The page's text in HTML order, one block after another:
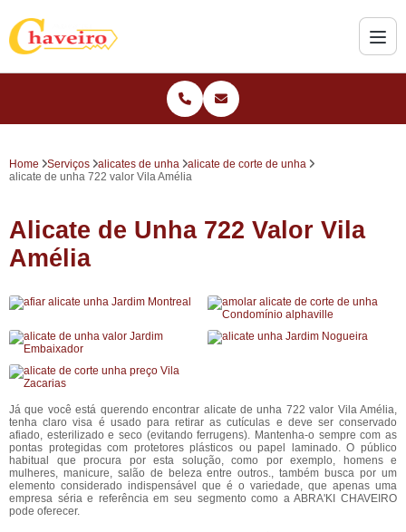
Home Serviços alicates de unha
alicate de corte de unha
alicate de unha 722 valor Vila Amélia
Alicate de Unha 722 Valor Vila
Amélia
Já que você está querendo encontrar alicate de unha 722 valor Vila Amélia,
tenha claro visa é usado para retirar as cutículas e deve ser conservado
afiado, esterilizado e seco (evitando ferrugens). Mantenha-o sempre com as
pontas protegidas com protetores plásticos ou papel laminado. O público
habitual que procura por esta solução, como por exemplo, homens e
mulheres, manicure, salão de beleza entre outros., também busca por um
elemento considerado indispensável que é o variedade, que apenas uma
empresa séria e referência em seu segmento como a ABRA'KI CHAVEIRO
pode oferecer.